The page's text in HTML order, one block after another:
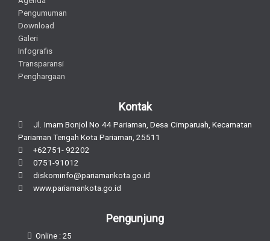
Pengumuman
Download
Galeri
Infografis
Transparansi
Penghargaan
Kontak
Jl. Imam Bonjol No 44 Pariaman, Desa Cimparuah, Kecamatan
Pariaman Tengah Kota Pariaman, 25511
+62751- 92202
0751-91012
diskominfo@pariamankota.go.id
www.pariamankota.go.id
Pengunjung
Online : 25